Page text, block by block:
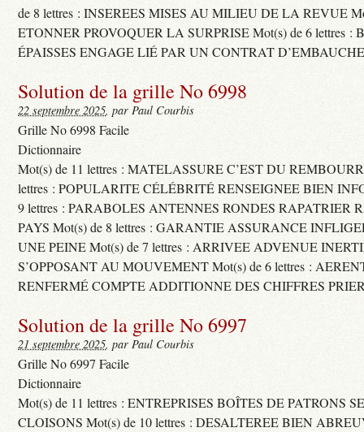
de 8 lettres : INSEREES MISES AU MILIEU DE LA REVUE
ETONNER PROVOQUER LA SURPRISE Mot(s) de 6 lettres :
ÉPAISSES ENGAGE LIÉ PAR UN CONTRAT
Solution de la grille No 6998
22 septembre 2025, par Paul Courbis
Grille No 6998 Facile
Dictionnaire
Mot(s) de 11 lettres : MATELASSURE C’EST DU
lettres : POPULARITE CÉLÉBRITÉ RENSEIGNEE BIEN
9 lettres : PARABOLES ANTENNES RONDES RAPATRIER
PAYS Mot(s) de 8 lettres : GARANTIE ASSURANCE
UNE PEINE Mot(s) de 7 lettres : ARRIVEE ADVENUE
S’OPPOSANT AU MOUVEMENT Mot(s) de 6 lettres :
RENFERMÉ COMPTE ADDITIONNE DES CHIFFRES
Solution de la grille No 6997
21 septembre 2025, par Paul Courbis
Grille No 6997 Facile
Dictionnaire
Mot(s) de 11 lettres : ENTREPRISES BOÎTES DE PATRONS
CLOISONS Mot(s) de 10 lettres : DESALTEREE BIEN